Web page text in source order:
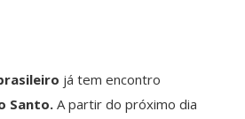
já tem encontro
Santo.A partir do próximo dia